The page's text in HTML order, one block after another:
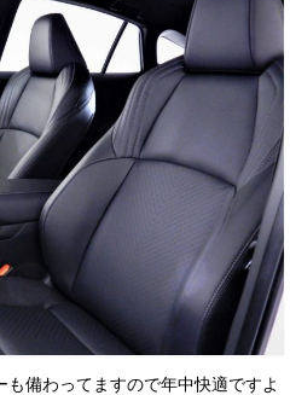
備わってますので年中快適ですよ